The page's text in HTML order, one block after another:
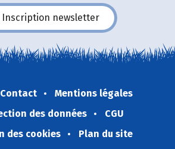
Inscription newsletter
Contact
Mentions légales
des données
CGU
des cookies
Plan du site